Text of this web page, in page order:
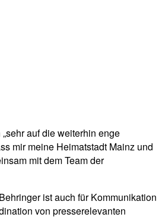
auf die weiterhin enge
mir meine Heimatstadt Mainz und
mit dem Team der
ist auch für Kommunikation
von presserelevanten